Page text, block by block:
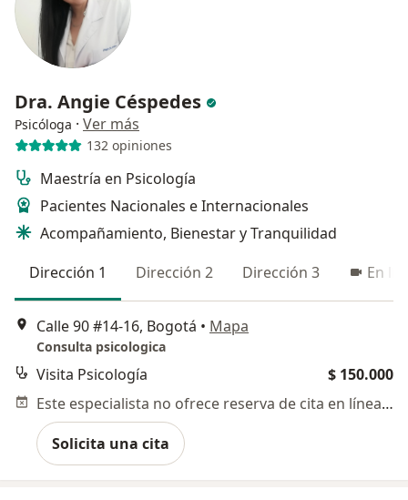
Dra. Angie Céspedes
Psicóloga · Ver más
132 opiniones
Maestría en Psicología
Pacientes Nacionales e Internacionales
Acompañamiento, Bienestar y Tranquilidad
Dirección 1
Dirección 2 Dirección 3 En
Calle 90 #14-16, Bogotá • Mapa
Consulta psicologica
Visita Psicología
$ 150.000
Este especialista no ofrece reserva de cita en línea en esta dirección.
Solicita una cita